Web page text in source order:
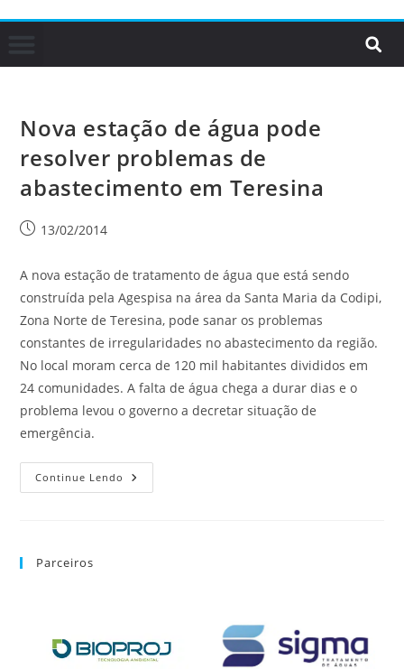
Nova estação de água pode
resolver problemas de
abastecimento em Teresina
13/02/2014
A nova estação de tratamento de água que está sendo
construída pela Agespisa na área da Santa Maria da Codipi,
Zona Norte de Teresina, pode sanar os problemas
constantes de irregularidades no abastecimento da região.
No local moram cerca de 120 mil habitantes divididos em
24 comunidades. A falta de água chega a durar dias e o
problema levou o governo a decretar situação de
emergência.
Continue Lendo
Parceiros